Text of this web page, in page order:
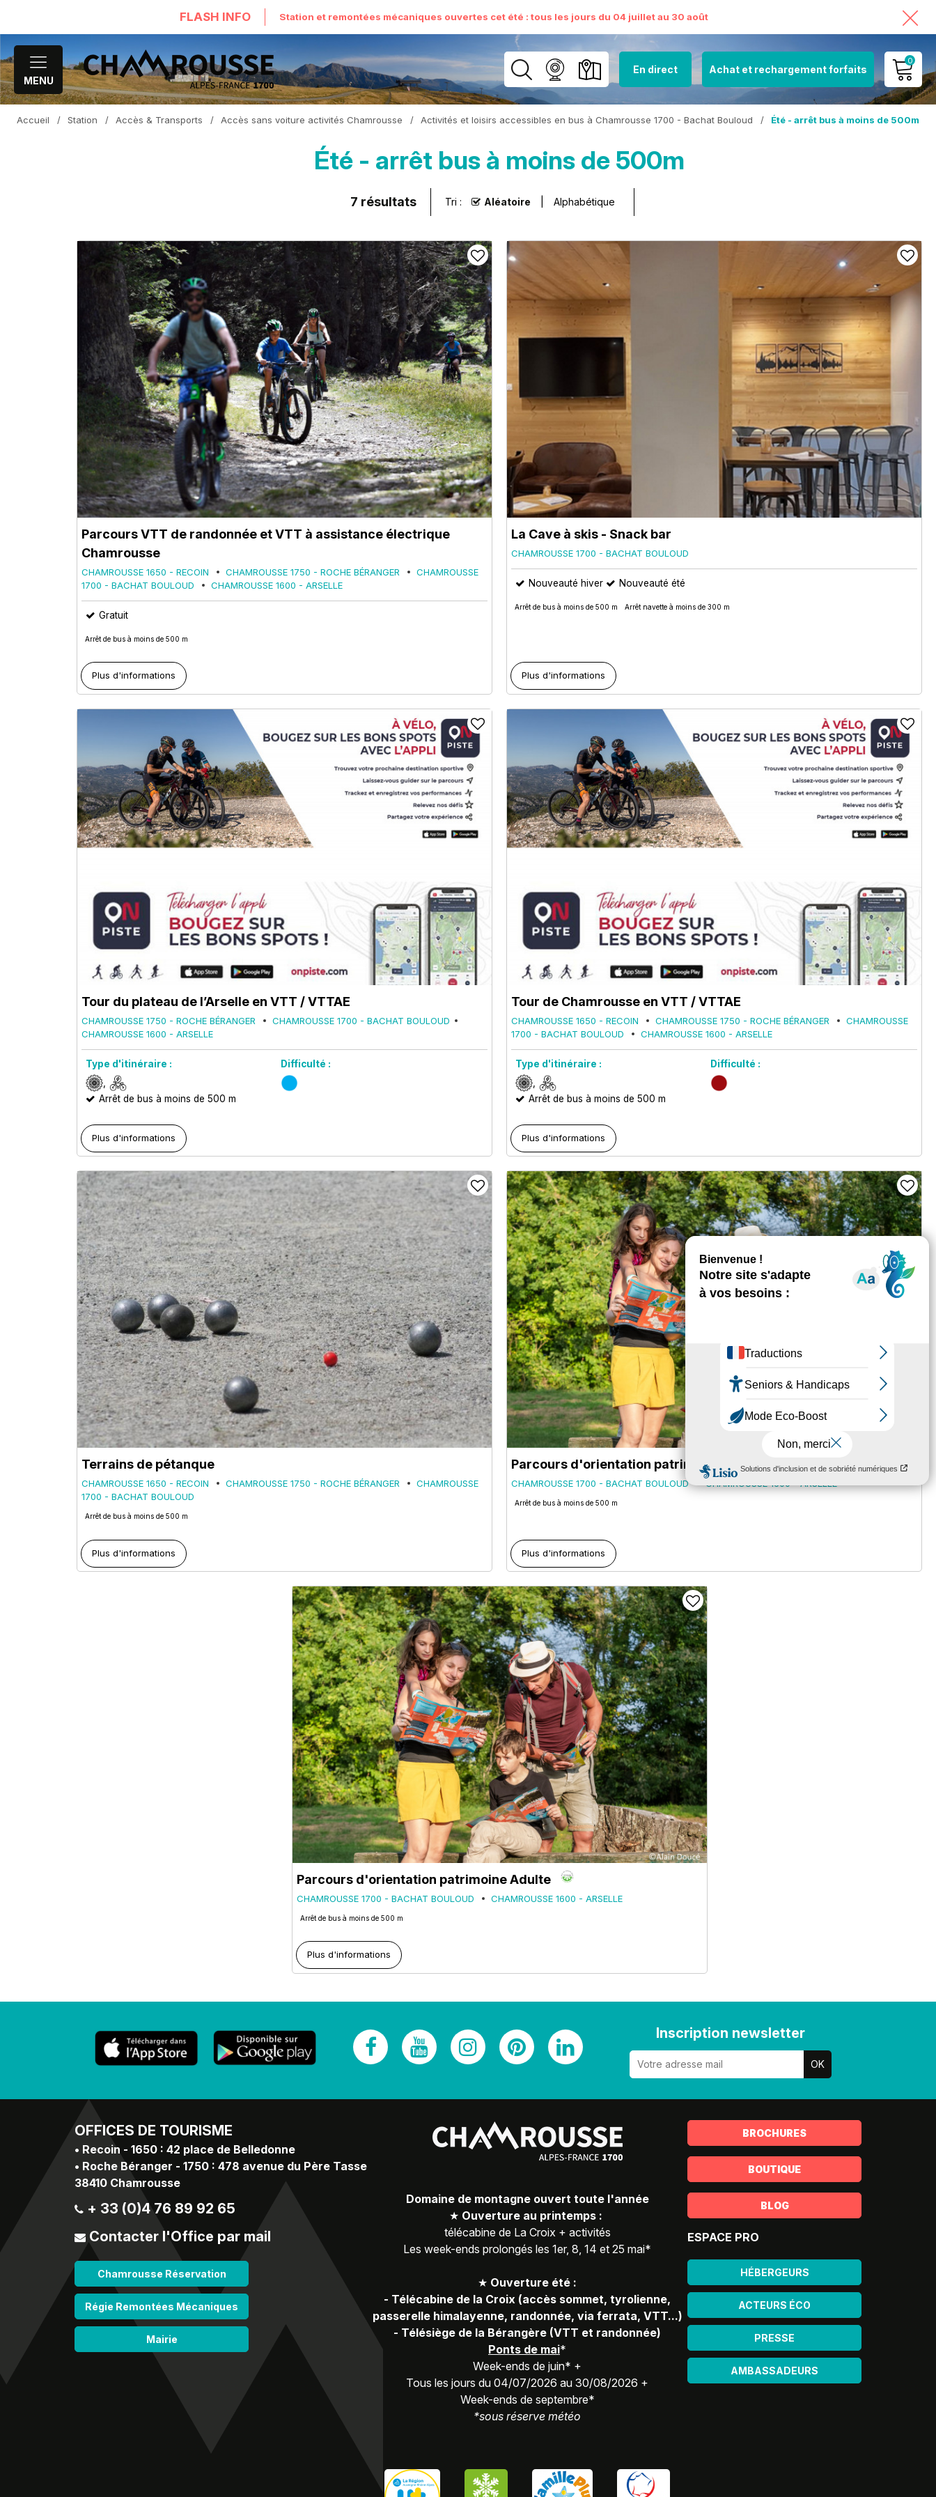
FLASH INFO Station et remontées mécaniques ouvertes cet été : tous les jours du 04 juillet au 30 août
MENU
En direct Achat et rechargement forfaits
0
MON COMPTE
Accueil / Station / Accès & Transports / Accès sans voiture activités Chamrousse / Activités et loisirs accessibles en bus à Chamrousse 1700 - Bachat Bouloud / Été - arrêt bus à moins de 500m
Été - arrêt bus à moins de 500m
7 résultats Tri : Aléatoire Alphabétique
Parcours VTT de randonnée et VTT à assistance électrique
Chamrousse
CHAMROUSSE 1650 - RECOIN CHAMROUSSE 1750 - ROCHE BÉRANGER
CHAMROUSSE
1700 - BACHAT BOULOUD
CHAMROUSSE 1600 - ARSELLE
Gratuit
Arrêt de bus à moins de 500 m
Plus d'informations
La Cave à skis - Snack bar
CHAMROUSSE 1700 - BACHAT BOULOUD
Nouveauté hiver Nouveauté été
Arrêt de bus à moins de 500 m Arrêt navette à moins de 300 m
Plus d'informations
Tour du plateau de l’Arselle en VTT / VTTAE
CHAMROUSSE 1750 - ROCHE BÉRANGER
CHAMROUSSE 1700 - BACHAT BOULOUD
CHAMROUSSE 1600 - ARSELLE
Type d'itinéraire : Difficulté :
Arrêt de bus à moins de 500 m
Plus d'informations
Tour de Chamrousse en VTT / VTTAE
CHAMROUSSE 1650 - RECOIN CHAMROUSSE 1750 - ROCHE BÉRANGER
CHAMROUSSE
1700 - BACHAT BOULOUD
CHAMROUSSE 1600 - ARSELLE
Type d'itinéraire : Difficulté :
Arrêt de bus à moins de 500 m
Plus d'informations
Terrains de pétanque
CHAMROUSSE 1650 - RECOIN CHAMROUSSE 1750 - ROCHE BÉRANGER
CHAMROUSSE
1700 - BACHAT BOULOUD
Arrêt de bus à moins de 500 m
Plus d'informations
Parcours d'orientation patrimoine Enfant
CHAMROUSSE 1700 - BACHAT BOULOUD CHAMROUSSE 1600 - ARSELLE
Arrêt de bus à moins de 500 m
Plus d'informations
Parcours d'orientation patrimoine Adulte
CHAMROUSSE 1700 - BACHAT BOULOUD CHAMROUSSE 1600 - ARSELLE
Arrêt de bus à moins de 500 m
Plus d'informations
Inscription newsletter
OFFICES DE TOURISME
• Recoin - 1650 : 42 place de Belledonne
• Roche Béranger - 1750 : 478 avenue du Père Tasse
38410 Chamrousse
+ 33 (0)4 76 89 92 65
Contacter l'Office par mail
Chamrousse Réservation
Régie Remontées Mécaniques
Mairie
Domaine de montagne ouvert toute l'année
★ Ouverture au printemps :
télécabine de La Croix + activités
Les week-ends prolongés les 1er, 8, 14 et 25 mai*
★ Ouverture été :
- Télécabine de la Croix (accès sommet, tyrolienne,
passerelle himalayenne, randonnée, via ferrata, VTT...)
- Télésiège de la Bérangère (VTT et randonnée)
Ponts de mai*
Week-ends de juin* +
Tous les jours du 04/07/2026 au 30/08/2026 +
Week-ends de septembre*
*sous réserve météo
BROCHURES
BOUTIQUE
BLOG
ESPACE PRO
HÉBERGEURS
ACTEURS ÉCO
PRESSE
AMBASSADEURS